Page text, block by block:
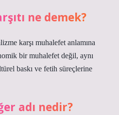
ne demek?
karşı muhalefet anlamına
bir muhalefet değil, aynı
baskı ve fetih süreçlerine
adı nedir?